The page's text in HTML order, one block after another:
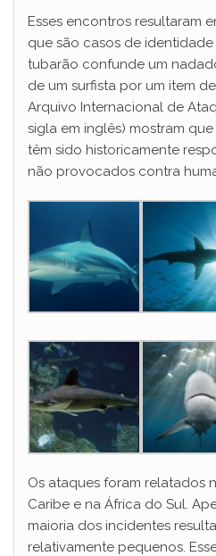
Esses encontros resultaram
que são casos de
tubarão confunde um
de um surfista por um item
Arquivo Internacional de
sigla em inglês) mostram
têm sido historicamente
não provocados contra
Os ataques foram relatados
Caribe e na África do Sul.
maioria dos incidentes
relativamente pequenos.